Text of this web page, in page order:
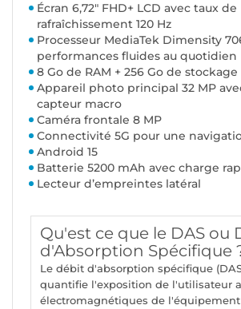
Écran 6,72" FHD+ LCD avec taux de
rafraîchissement 120 Hz
Processeur MediaTek Dimensity
performances fluides au quotidien
8 Go de RAM + 256 Go de
Appareil photo principal 32 MP
capteur macro
Caméra frontale 8 MP
Connectivité 5G pour une
Android 15
Batterie 5200 mAh avec charge
Lecteur d’empreintes latéral
Qu'est ce que le DAS ou
d'Absorption Spécifique
Le débit d'absorption spécifique
quantifie l'exposition de l'utilisateur
électromagnétiques de l'équipement